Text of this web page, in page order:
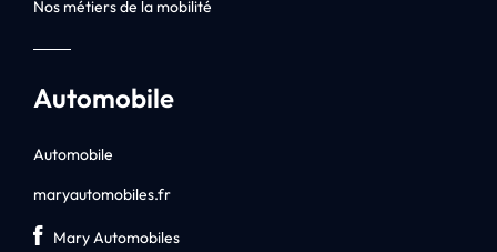
Nos métiers de la mobilité
Automobile
Automobile
maryautomobiles.fr
Mary Automobiles